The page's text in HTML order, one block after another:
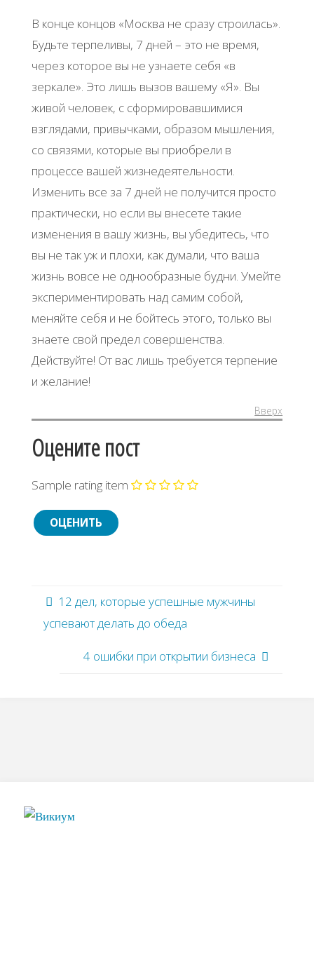
В конце концов «Москва не сразу строилась».
Будьте терпеливы, 7 дней – это не время,
через которое вы не узнаете себя «в
зеркале». Это лишь вызов вашему «Я». Вы
живой человек, с сформировавшимися
взглядами, привычками, образом мышления,
со связями, которые вы приобрели в
процессе вашей жизнедеятельности.
Изменить все за 7 дней не получится просто
практически, но если вы внесете такие
изменения в вашу жизнь, вы убедитесь, что
вы не так уж и плохи, как думали, что ваша
жизнь вовсе не однообразные будни. Умейте
экспериментировать над самим собой,
меняйте себя и не бойтесь этого, только вы
знаете свой предел совершенства.
Действуйте! От вас лишь требуется терпение
и желание!
Вверх
Оцените пост
Sample rating item
12 дел, которые успешные мужчины
успевают делать до обеда
4 ошибки при открытии бизнеса